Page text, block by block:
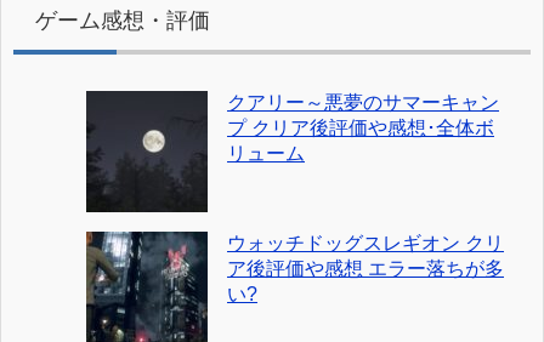
ゲーム感想・評価
クアリー～悪夢のサマーキャン
プ クリア後評価や感想･全体ボ
リューム
ウォッチドッグスレギオン クリ
ア後評価や感想 エラー落ちが多
い?